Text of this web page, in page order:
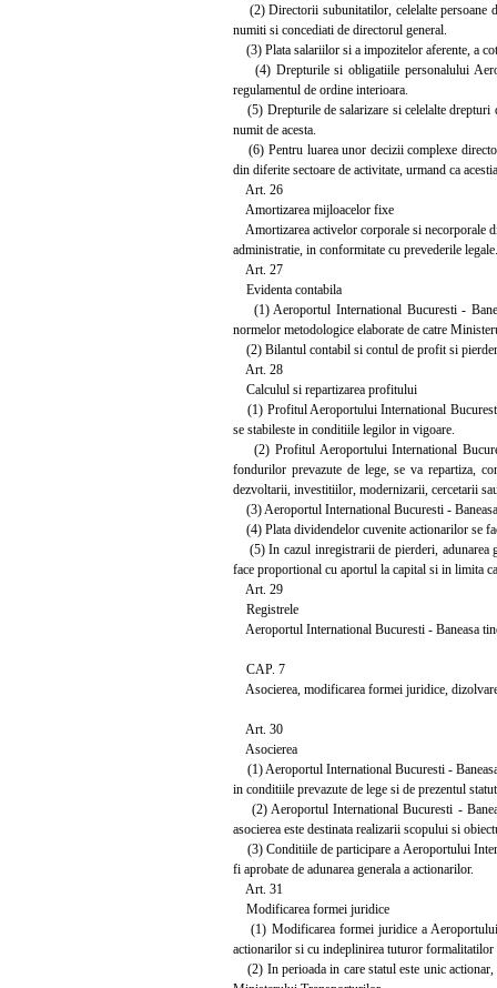
(2) Directorii subunitatilor, celelalte persoane
numiti si concediati de directorul general.
(3) Plata salariilor si a impozitelor aferente, a
(4) Drepturile si obligatiile personalului
regulamentul de ordine interioara.
(5) Drepturile de salarizare si celelalte drepturi
numit de acesta.
(6) Pentru luarea unor decizii complexe
din diferite sectoare de activitate, urmand ca
Art. 26
Amortizarea mijloacelor fixe
Amortizarea activelor corporale si necorporale
administratie, in conformitate cu prevederile legale.
Art. 27
Evidenta contabila
(1) Aeroportul International Bucuresti -
normelor metodologice elaborate de catre
(2) Bilantul contabil si contul de profit si
Art. 28
Calculul si repartizarea profitului
(1) Profitul Aeroportului International Bucuresti
se stabileste in conditiile legilor in vigoare.
(2) Profitul Aeroportului International
fondurilor prevazute de lege, se va repartiza,
dezvoltarii, investitiilor, modernizarii, cercetarii
(3) Aeroportul International Bucuresti -
(4) Plata dividendelor cuvenite actionarilor se
(5) In cazul inregistrarii de pierderi, adunarea
face proportional cu aportul la capital si in limita
Art. 29
Registrele
Aeroportul International Bucuresti - Baneasa
CAP. 7
Asocierea, modificarea formei juridice,
Art. 30
Asocierea
(1) Aeroportul International Bucuresti -
in conditiile prevazute de lege si de prezentul
(2) Aeroportul International Bucuresti -
asocierea este destinata realizarii scopului si
(3) Conditiile de participare a Aeroportului
fi aprobate de adunarea generala a actionarilor.
Art. 31
Modificarea formei juridice
(1) Modificarea formei juridice a Aeroportului
actionarilor si cu indeplinirea tuturor formalitatilor
(2) In perioada in care statul este unic